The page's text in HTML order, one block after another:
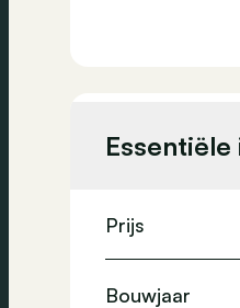
Prijs
Bouwjaar